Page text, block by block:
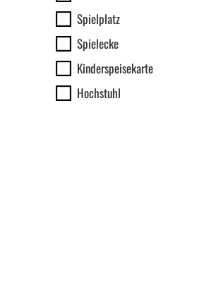
Spielplatz
Spielecke
Kinderspeisekarte
Hochstuhl